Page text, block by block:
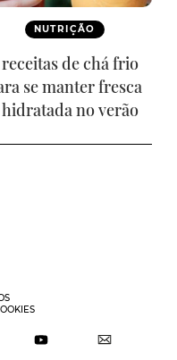
NUTRIÇÃO
receitas de chá frio
se manter fresca
hidratada no verão